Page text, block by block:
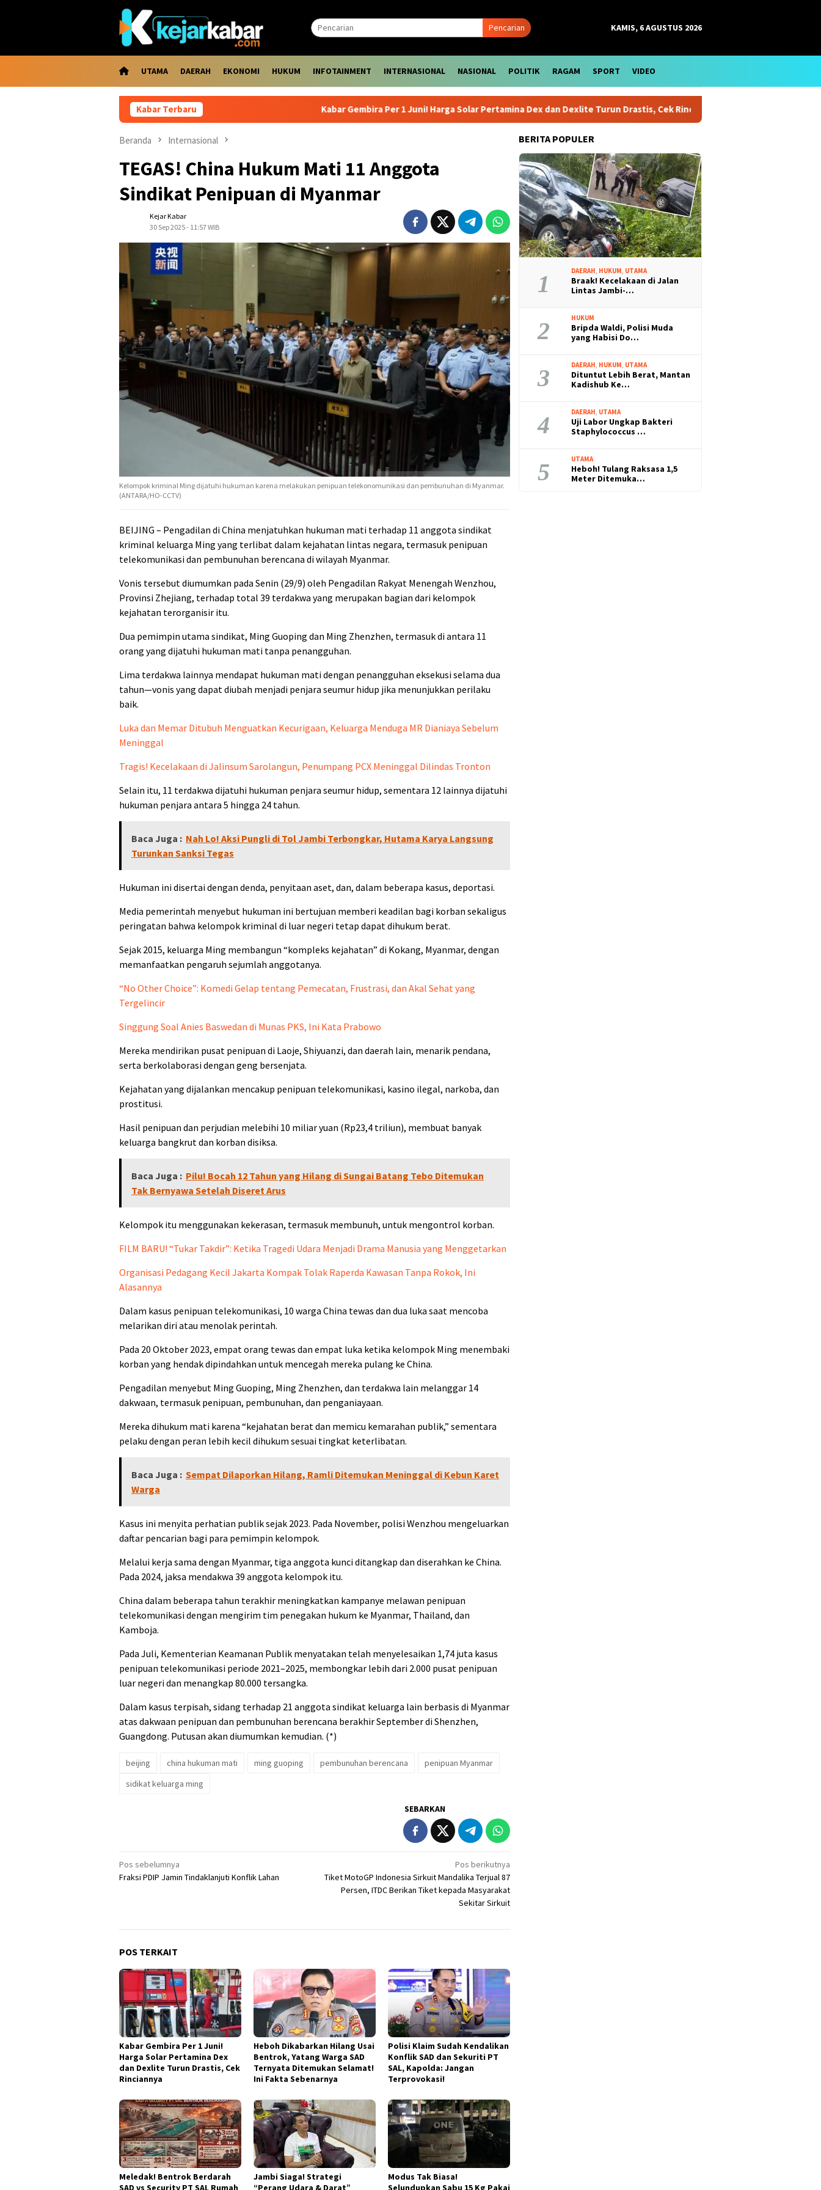
Pencarian KAMIS, 6 AGUSTUS 2026
UTAMA DAERAH EKONOMI HUKUM INFOTAINMENT INTERNASIONAL NASIONAL POLITIK RAGAM SPORT VIDEO
Kabar Terbaru Kabar Gembira Per 1 Juni! Harga Solar Pertamina Dex dan Dexlite Turun Drastis, Cek Rinciannya Harga Emas Antam Bertahan di
Beranda Internasional
TEGAS! China Hukum Mati 11 Anggota
Sindikat Penipuan di Myanmar
Kejar Kabar
30 Sep 2025 - 11:57 WIB
Kelompok kriminal Ming dijatuhi hukuman karena melakukan penipuan telekonomunikasi dan pembunuhan di Myanmar.
(ANTARA/HO-CCTV)
BEIJING – Pengadilan di China menjatuhkan hukuman mati terhadap 11 anggota sindikat
kriminal keluarga Ming yang terlibat dalam kejahatan lintas negara, termasuk penipuan
telekomunikasi dan pembunuhan berencana di wilayah Myanmar.
Vonis tersebut diumumkan pada Senin (29/9) oleh Pengadilan Rakyat Menengah Wenzhou,
Provinsi Zhejiang, terhadap total 39 terdakwa yang merupakan bagian dari kelompok
kejahatan terorganisir itu.
Dua pemimpin utama sindikat, Ming Guoping dan Ming Zhenzhen, termasuk di antara 11
orang yang dijatuhi hukuman mati tanpa penangguhan.
Lima terdakwa lainnya mendapat hukuman mati dengan penangguhan eksekusi selama dua
tahun—vonis yang dapat diubah menjadi penjara seumur hidup jika menunjukkan perilaku
baik.
Luka dan Memar Ditubuh Menguatkan Kecurigaan, Keluarga Menduga MR Dianiaya Sebelum
Meninggal
Tragis! Kecelakaan di Jalinsum Sarolangun, Penumpang PCX Meninggal Dilindas Tronton
Selain itu, 11 terdakwa dijatuhi hukuman penjara seumur hidup, sementara 12 lainnya dijatuhi
hukuman penjara antara 5 hingga 24 tahun.
Baca Juga : Nah Lo! Aksi Pungli di Tol Jambi Terbongkar, Hutama Karya Langsung
Turunkan Sanksi Tegas
Hukuman ini disertai dengan denda, penyitaan aset, dan, dalam beberapa kasus, deportasi.
Media pemerintah menyebut hukuman ini bertujuan memberi keadilan bagi korban sekaligus
peringatan bahwa kelompok kriminal di luar negeri tetap dapat dihukum berat.
Sejak 2015, keluarga Ming membangun “kompleks kejahatan” di Kokang, Myanmar, dengan
memanfaatkan pengaruh sejumlah anggotanya.
“No Other Choice”: Komedi Gelap tentang Pemecatan, Frustrasi, dan Akal Sehat yang
Tergelincir
Singgung Soal Anies Baswedan di Munas PKS, Ini Kata Prabowo
Mereka mendirikan pusat penipuan di Laoje, Shiyuanzi, dan daerah lain, menarik pendana,
serta berkolaborasi dengan geng bersenjata.
Kejahatan yang dijalankan mencakup penipuan telekomunikasi, kasino ilegal, narkoba, dan
prostitusi.
Hasil penipuan dan perjudian melebihi 10 miliar yuan (Rp23,4 triliun), membuat banyak
keluarga bangkrut dan korban disiksa.
Baca Juga : Pilu! Bocah 12 Tahun yang Hilang di Sungai Batang Tebo Ditemukan
Tak Bernyawa Setelah Diseret Arus
Kelompok itu menggunakan kekerasan, termasuk membunuh, untuk mengontrol korban.
FILM BARU! “Tukar Takdir”: Ketika Tragedi Udara Menjadi Drama Manusia yang Menggetarkan
Organisasi Pedagang Kecil Jakarta Kompak Tolak Raperda Kawasan Tanpa Rokok, Ini
Alasannya
Dalam kasus penipuan telekomunikasi, 10 warga China tewas dan dua luka saat mencoba
melarikan diri atau menolak perintah.
Pada 20 Oktober 2023, empat orang tewas dan empat luka ketika kelompok Ming menembaki
korban yang hendak dipindahkan untuk mencegah mereka pulang ke China.
Pengadilan menyebut Ming Guoping, Ming Zhenzhen, dan terdakwa lain melanggar 14
dakwaan, termasuk penipuan, pembunuhan, dan penganiayaan.
Mereka dihukum mati karena “kejahatan berat dan memicu kemarahan publik,” sementara
pelaku dengan peran lebih kecil dihukum sesuai tingkat keterlibatan.
Baca Juga : Sempat Dilaporkan Hilang, Ramli Ditemukan Meninggal di Kebun Karet
Warga
Kasus ini menyita perhatian publik sejak 2023. Pada November, polisi Wenzhou mengeluarkan
daftar pencarian bagi para pemimpin kelompok.
Melalui kerja sama dengan Myanmar, tiga anggota kunci ditangkap dan diserahkan ke China.
Pada 2024, jaksa mendakwa 39 anggota kelompok itu.
China dalam beberapa tahun terakhir meningkatkan kampanye melawan penipuan
telekomunikasi dengan mengirim tim penegakan hukum ke Myanmar, Thailand, dan
Kamboja.
Pada Juli, Kementerian Keamanan Publik menyatakan telah menyelesaikan 1,74 juta kasus
penipuan telekomunikasi periode 2021–2025, membongkar lebih dari 2.000 pusat penipuan
luar negeri dan menangkap 80.000 tersangka.
Dalam kasus terpisah, sidang terhadap 21 anggota sindikat keluarga lain berbasis di Myanmar
atas dakwaan penipuan dan pembunuhan berencana berakhir September di Shenzhen,
Guangdong. Putusan akan diumumkan kemudian. (*)
beijing china hukuman mati ming guoping pembunuhan berencana
penipuan Myanmar
sidikat keluarga ming
SEBARKAN
Navigasi
pos
Pos sebelumnya
Fraksi PDIP Jamin Tindaklanjuti Konflik Lahan
Pos berikutnya
Tiket MotoGP Indonesia Sirkuit Mandalika Terjual 87
Persen, ITDC Berikan Tiket kepada Masyarakat
Sekitar Sirkuit
POS TERKAIT
Kabar Gembira Per 1 Juni!
Harga Solar Pertamina Dex
dan Dexlite Turun Drastis, Cek
Rinciannya
Heboh Dikabarkan Hilang Usai
Bentrok, Yatang Warga SAD
Ternyata Ditemukan Selamat!
Ini Fakta Sebenarnya
Polisi Klaim Sudah Kendalikan
Konflik SAD dan Sekuriti PT
SAL, Kapolda: Jangan
Terprovokasi!
Meledak! Bentrok Berdarah
SAD vs Security PT SAL Rumah
Jambi Siaga! Strategi
“Perang Udara & Darat”
Modus Tak Biasa!
Selundupkan Sabu 15 Kg Pakai
BERITA POPULER
1 DAERAH HUKUM UTAMA
Braak! Kecelakaan di Jalan
Lintas Jambi-…
2 HUKUM
Bripda Waldi, Polisi Muda
yang Habisi Do…
3 DAERAH HUKUM UTAMA
Dituntut Lebih Berat, Mantan
Kadishub Ke…
4 DAERAH UTAMA
Uji Labor Ungkap Bakteri
Staphylococcus …
5 UTAMA
Heboh! Tulang Raksasa 1,5
Meter Ditemuka…